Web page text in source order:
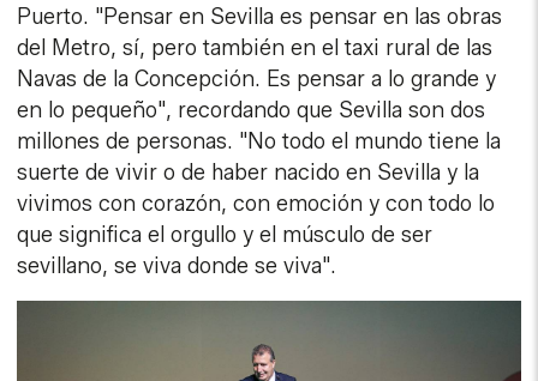
Puerto. "Pensar en Sevilla es pensar en las obras
del Metro, sí, pero también en el taxi rural de las
Navas de la Concepción. Es pensar a lo grande y
en lo pequeño", recordando que Sevilla son dos
millones de personas. "No todo el mundo tiene la
suerte de vivir o de haber nacido en Sevilla y la
vivimos con corazón, con emoción y con todo lo
que significa el orgullo y el músculo de ser
sevillano, se viva donde se viva".